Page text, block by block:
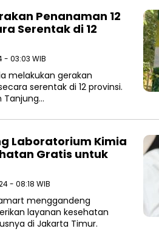
Penanaman 12
Serentak di 12
- 03:03 WIB
melakukan gerakan
serentak di 12 provinsi.
Tanjung…
Laboratorium Kimia
Gratis untuk
- 08:18 WIB
menggandeng
layanan kesehatan
di Jakarta Timur.